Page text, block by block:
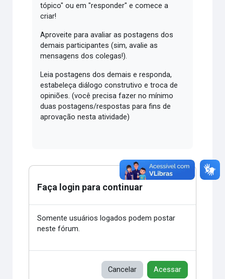
tópico" ou em "responder" e comece a
criar!
Aproveite para avaliar as postagens dos
demais participantes (sim, avalie as
mensagens dos colegas!).
Leia postagens dos demais e responda,
estabeleça diálogo construtivo e troca de
opiniões. (você precisa fazer no mínimo
duas postagens/respostas para fins de
aprovação nesta atividade)
Faça login para continuar
Somente usuários logados podem postar
neste fórum.
Cancelar Acessar